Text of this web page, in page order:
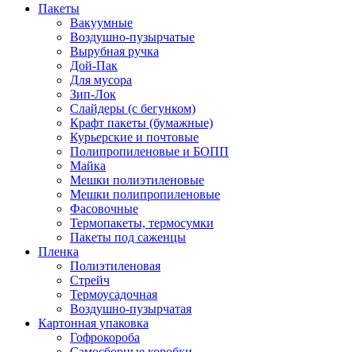
Пакеты
Вакуумные
Воздушно-пузырчатые
Вырубная ручка
Дой-Пак
Для мусора
Зип-Лок
Слайдеры (с бегунком)
Крафт пакеты (бумажные)
Курьерские и почтовые
Полипропиленовые и БОПП
Майка
Мешки полиэтиленовые
Мешки полипропиленовые
Фасовочные
Термопакеты, термосумки
Пакеты под саженцы
Пленка
Полиэтиленовая
Стрейч
Термоусадочная
Воздушно-пузырчатая
Картонная упаковка
Гофрокороба